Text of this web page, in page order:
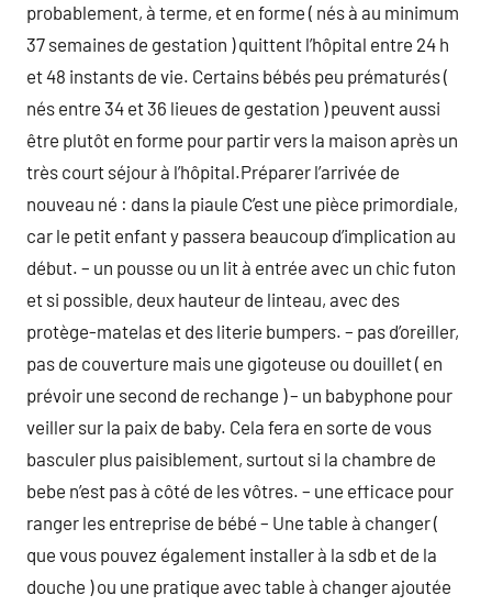
probablement, à terme, et en forme ( nés à au minimum
37 semaines de gestation ) quittent l’hôpital entre 24 h
et 48 instants de vie. Certains bébés peu prématurés (
nés entre 34 et 36 lieues de gestation ) peuvent aussi
être plutôt en forme pour partir vers la maison après un
très court séjour à l’hôpital.Préparer l’arrivée de
nouveau né : dans la piaule C’est une pièce primordiale,
car le petit enfant y passera beaucoup d’implication au
début. – un pousse ou un lit à entrée avec un chic futon
et si possible, deux hauteur de linteau, avec des
protège-matelas et des literie bumpers. – pas d’oreiller,
pas de couverture mais une gigoteuse ou douillet ( en
prévoir une second de rechange ) – un babyphone pour
veiller sur la paix de baby. Cela fera en sorte de vous
basculer plus paisiblement, surtout si la chambre de
bebe n’est pas à côté de les vôtres. – une efficace pour
ranger les entreprise de bébé – Une table à changer (
que vous pouvez également installer à la sdb et de la
douche ) ou une pratique avec table à changer ajoutée